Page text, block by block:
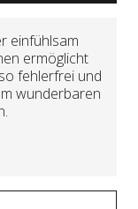
einfühlsam
ermöglicht
fehlerfrei und
wunderbaren